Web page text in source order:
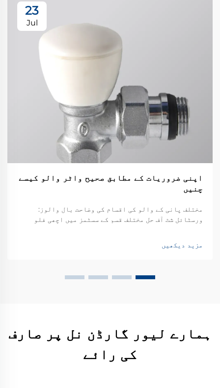
23
Jul
اپنی ضروریات کے مطابق صحیح واٹر والو کیسے
چنیں
مختلف پانی کے والو کی اقسام کی وضاحت بال والوز:
ورسٹائل شٹ آف حل مختلف قسم کے سسٹمز میں اچھی فلو
خالی ب...
مزید دیکھیں
ہمارے لیور گارڈن نل پر صارف
کی رائے